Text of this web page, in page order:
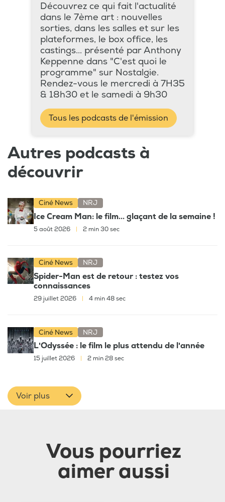
Découvrez ce qui fait l'actualité
dans le 7ème art : nouvelles
sorties, dans les salles et sur les
plateformes, le box office, les
castings... présenté par Anthony
Keppenne dans "C'est quoi le
programme" sur Nostalgie.
Rendez-vous le mercredi à 7H35
& 18h30 et le samedi à 9h30
Tous les podcasts de l'émission
Autres podcasts à
découvrir
Ciné News NRJ
Ice Cream Man: le film... glaçant de la semaine !
5 août 2026 2 min 30 sec
Ciné News NRJ
Spider-Man est de retour : testez vos
connaissances
29 juillet 2026 4 min 48 sec
Ciné News NRJ
L'Odyssée : le film le plus attendu de l'année
15 juillet 2026 | 2 min 28 sec
Voir plus
Vous pourriez
aimer aussi